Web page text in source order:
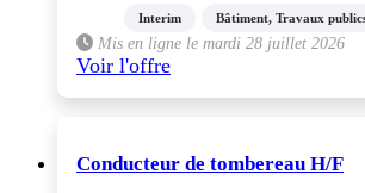
Interim Bâtiment, Travaux
Mis en ligne le mardi 28 juillet 2026
Voir l'offre
Conducteur de tombereau H/F